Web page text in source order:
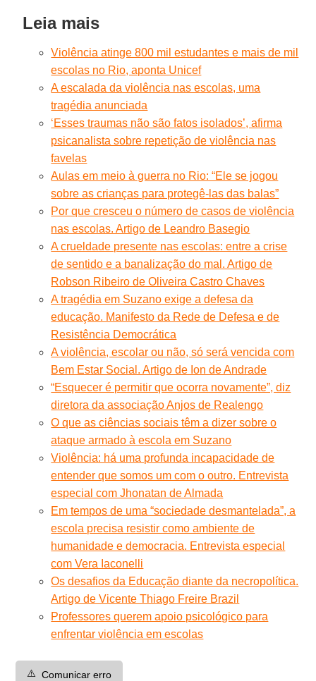
Leia mais
Violência atinge 800 mil estudantes e mais de mil
escolas no Rio, aponta Unicef
A escalada da violência nas escolas, uma
tragédia anunciada
‘Esses traumas não são fatos isolados’, afirma
psicanalista sobre repetição de violência nas
favelas
Aulas em meio à guerra no Rio: “Ele se jogou
sobre as crianças para protegê-las das balas”
Por que cresceu o número de casos de violência
nas escolas. Artigo de Leandro Basegio
A crueldade presente nas escolas: entre a crise
de sentido e a banalização do mal. Artigo de
Robson Ribeiro de Oliveira Castro Chaves
A tragédia em Suzano exige a defesa da
educação. Manifesto da Rede de Defesa e de
Resistência Democrática
A violência, escolar ou não, só será vencida com
Bem Estar Social. Artigo de Ion de Andrade
“Esquecer é permitir que ocorra novamente”, diz
diretora da associação Anjos de Realengo
O que as ciências sociais têm a dizer sobre o
ataque armado à escola em Suzano
Violência: há uma profunda incapacidade de
entender que somos um com o outro. Entrevista
especial com Jhonatan de Almada
Em tempos de uma “sociedade desmantelada”, a
escola precisa resistir como ambiente de
humanidade e democracia. Entrevista especial
com Vera Iaconelli
Os desafios da Educação diante da necropolítica.
Artigo de Vicente Thiago Freire Brazil
Professores querem apoio psicológico para
enfrentar violência em escolas
⚠️ Comunicar erro